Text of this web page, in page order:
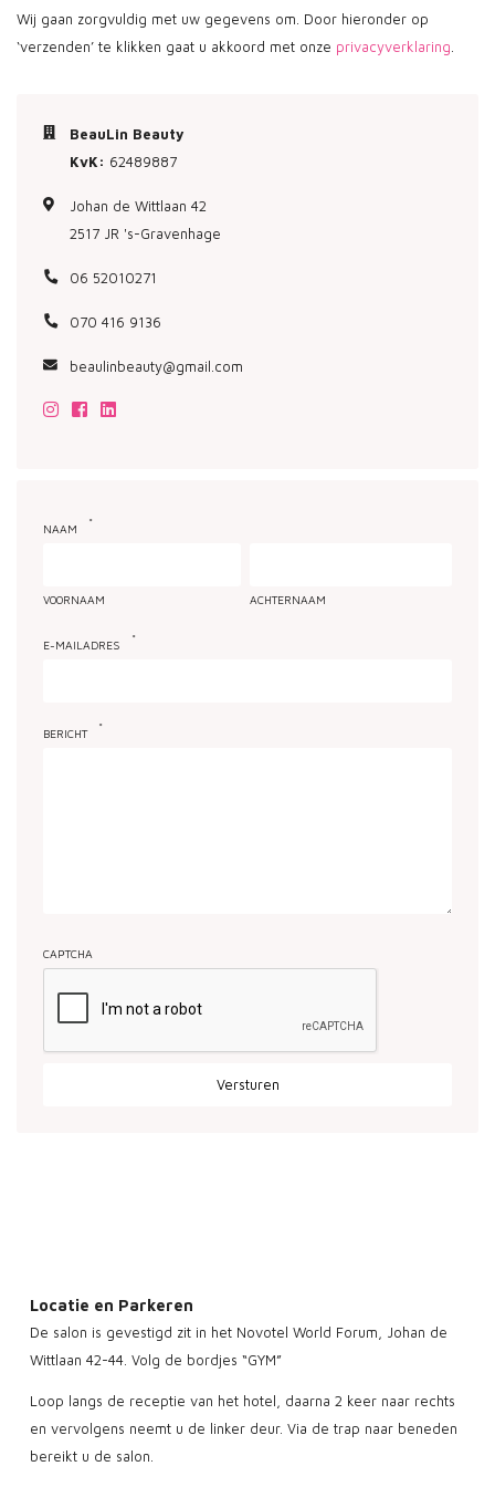
Wij gaan zorgvuldig met uw gegevens om. Door hieronder op
‘verzenden’ te klikken gaat u akkoord met onze privacyverklaring.
BeauLin Beauty
KvK: 62489887
Johan de Wittlaan 42
2517 JR 's-Gravenhage
06 52010271
070 416 9136
beaulinbeauty@gmail.com
NAAM *
VOORNAAM ACHTERNAAM
E-MAILADRES *
BERICHT *
CAPTCHA
Locatie en Parkeren
De salon is gevestigd zit in het Novotel World Forum, Johan de
Wittlaan 42-44. Volg de bordjes “GYM”
Loop langs de receptie van het hotel, daarna 2 keer naar rechts
en vervolgens neemt u de linker deur. Via de trap naar beneden
bereikt u de salon.